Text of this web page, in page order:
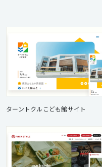
ターントクルこども館サイト